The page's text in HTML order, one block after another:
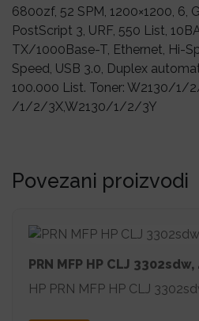
6800zf, 52 SPM, 1200×1200, 6,
PostScript 3, URF, 550 List,
TX/1000Base-T, Ethernet, Hi-
Speed, USB 3.0, Duplex
100.000 List. Toner: W2130/1/
/1/2/3X,W2130/1/2/3Y
Povezani proizvodi
PRN MFP HP CLJ 3302sdw,
HP PRN MFP HP CLJ